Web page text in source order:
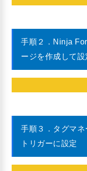
手順２．Ninja
ージを作成して設
手順３．タグマ
トリガーに設定